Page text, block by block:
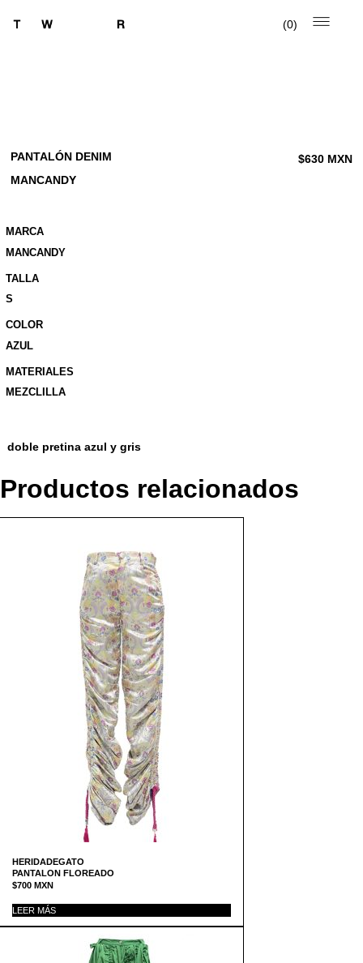
0
PANTALÓN DENIM
MANCANDY
$630MXN
MARCA
MANCANDY
TALLA
S
COLOR
AZUL
MATERIALES
MEZCLILLA
doble pretina azul y gris
Productos relacionados
HERIDADEGATO
PANTALON FLOREADO
$700 MXN
LEER MÁS